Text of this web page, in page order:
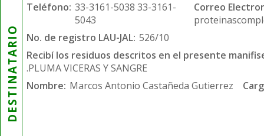
DESTINATARIO
Teléfono: 33-3161-5038 33-3161-
5043
Correo
No. de registro LAU-JAL: 526/10
Recibí los residuos descritos en el presente
.PLUMA VICERAS Y SANGRE
Nombre: Marcos Antonio Castañeda Gutierrez